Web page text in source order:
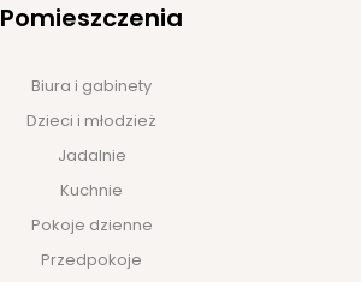
Pomieszczenia
Biura i gabinety
Dzieci i młodzież
Jadalnie
Kuchnie
Pokoje dzienne
Przedpokoje